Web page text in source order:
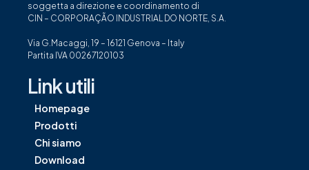
soggetta a direzione e coordinamento di
CIN – CORPORAÇÃO INDUSTRIAL DO NORTE, S.A.
Via G.Macaggi, 19 – 16121 Genova – Italy
Partita IVA 00267120103
Link utili
Homepage
Prodotti
Chi siamo
Download